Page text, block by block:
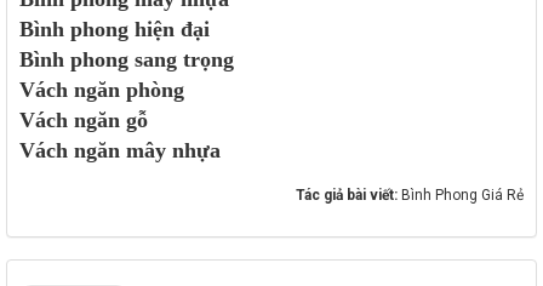
Bình phong hiện đại
Bình phong sang trọng
Vách ngăn phòng
Vách ngăn gỗ
Vách ngăn mây nhựa
Tác giả bài viết: Bình Phong Giá Rẻ